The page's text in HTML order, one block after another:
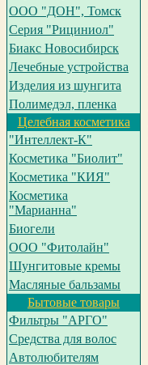
ООО "ДОН", Томск
Серия "Рициниол"
Биакс Новосибирск
Лечебные устройства
Изделия из шунгита
Полимедэл, пленка
Целебная косметика
"Интеллект-К"
Косметика "Биолит"
Косметика "КИЯ"
Косметика
"Марианна"
Биогели
ООО "Фитолайн"
Шунгитовые кремы
Масляные бальзамы
Бытовые товары
Фильтры "АРГО"
Средства для волос
Автолюбителям